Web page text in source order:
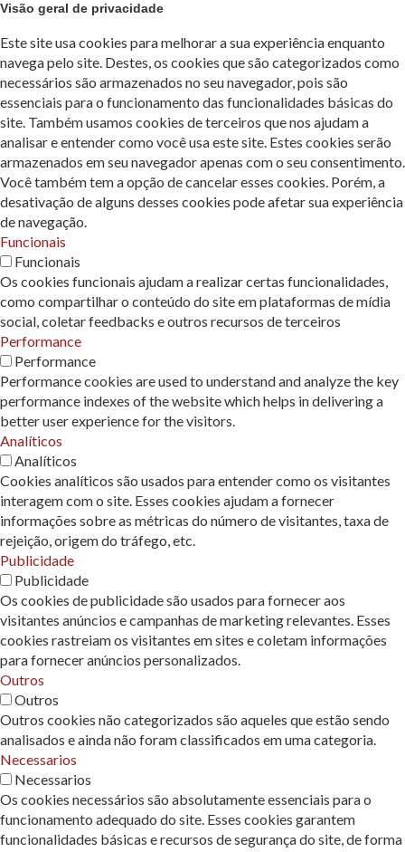
Visão geral de privacidade
Este site usa cookies para melhorar a sua experiência enquanto
navega pelo site. Destes, os cookies que são categorizados como
necessários são armazenados no seu navegador, pois são
essenciais para o funcionamento das funcionalidades básicas do
site. Também usamos cookies de terceiros que nos ajudam a
analisar e entender como você usa este site. Estes cookies serão
armazenados em seu navegador apenas com o seu consentimento.
Você também tem a opção de cancelar esses cookies. Porém, a
desativação de alguns desses cookies pode afetar sua experiência
de navegação.
Funcionais
Funcionais
Os cookies funcionais ajudam a realizar certas funcionalidades,
como compartilhar o conteúdo do site em plataformas de mídia
social, coletar feedbacks e outros recursos de terceiros
Performance
Performance
Performance cookies are used to understand and analyze the key
performance indexes of the website which helps in delivering a
better user experience for the visitors.
Analíticos
Analíticos
Cookies analíticos são usados ​​para entender como os visitantes
interagem com o site. Esses cookies ajudam a fornecer
informações sobre as métricas do número de visitantes, taxa de
rejeição, origem do tráfego, etc.
Publicidade
Publicidade
Os cookies de publicidade são usados ​​para fornecer aos
visitantes anúncios e campanhas de marketing relevantes. Esses
cookies rastreiam os visitantes em sites e coletam informações
para fornecer anúncios personalizados.
Outros
Outros
Outros cookies não categorizados são aqueles que estão sendo
analisados ​​e ainda não foram classificados em uma categoria.
Necessarios
Necessarios
Os cookies necessários são absolutamente essenciais para o
funcionamento adequado do site. Esses cookies garantem
funcionalidades básicas e recursos de segurança do site, de forma